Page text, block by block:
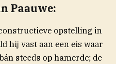
Paauwe:
opstelling in
hij vast aan een eis waar
steeds op hamerde; de